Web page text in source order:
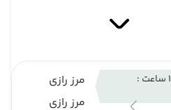
(22 خرداد 1405 ساعت :
مرز رازی
مرز رازی